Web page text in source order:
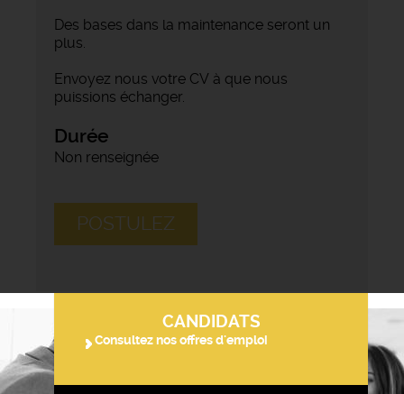
Des bases dans la maintenance seront un
plus.
Envoyez nous votre CV à que nous
puissions échanger.
Durée
Non renseignée
POSTULEZ
CANDIDATS
Consultez nos offres d'emploi